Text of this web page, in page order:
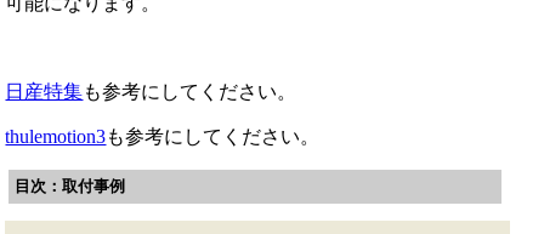
日産特集も参考にしてください。
thulemotion3も参考にしてください。
目次：取付事例